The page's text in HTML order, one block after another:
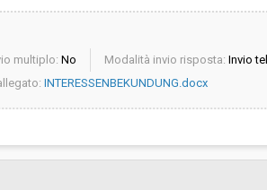
multiplo: No Modalità invio risposta: Invio
INTERESSENBEKUNDUNG.docx